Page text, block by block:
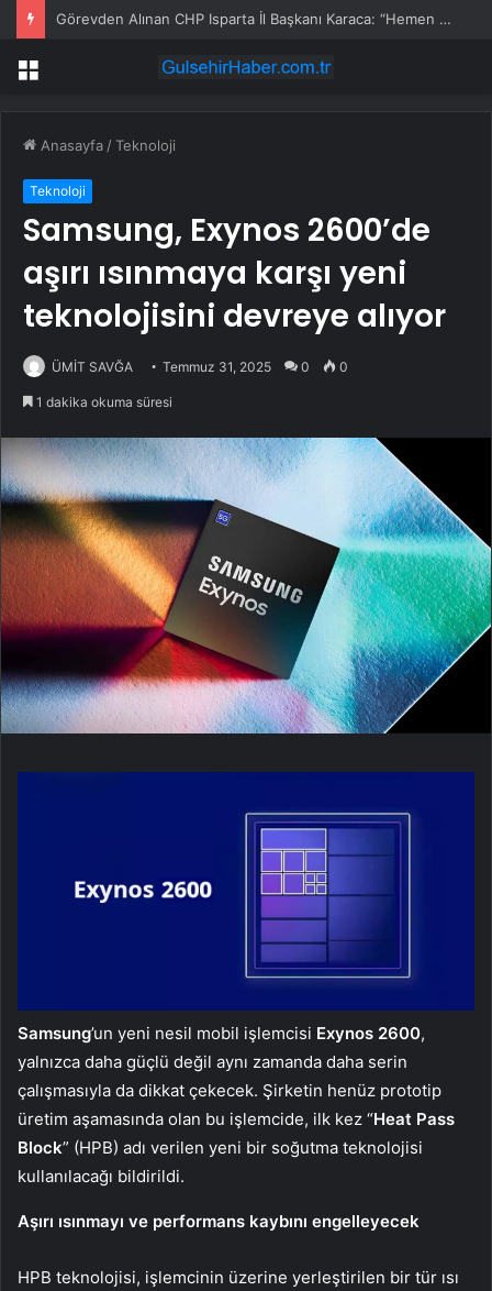
Görevden Alınan CHP Isparta İl Başkanı Karaca: “Hemen Geçiş Yapacağız”
Menü
Anasayfa /Teknoloji
Teknoloji
Samsung, Exynos 2600’de
aşırı ısınmaya karşı yeni
teknolojisini devreye alıyor
ÜMİT SAVĞA Temmuz 31, 2025 0 0
1 dakika okuma süresi
Samsung’un yeni nesil mobil işlemcisi Exynos 2600,
yalnızca daha güçlü değil aynı zamanda daha serin
çalışmasıyla da dikkat çekecek. Şirketin henüz prototip
üretim aşamasında olan bu işlemcide, ilk kez “Heat Pass
Block” (HPB) adı verilen yeni bir soğutma teknolojisi
kullanılacağı bildirildi.
Aşırı ısınmayı ve performans kaybını engelleyecek
HPB teknolojisi, işlemcinin üzerine yerleştirilen bir tür ısı